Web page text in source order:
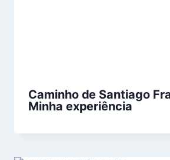
Caminho de Santiago
Minha experiência